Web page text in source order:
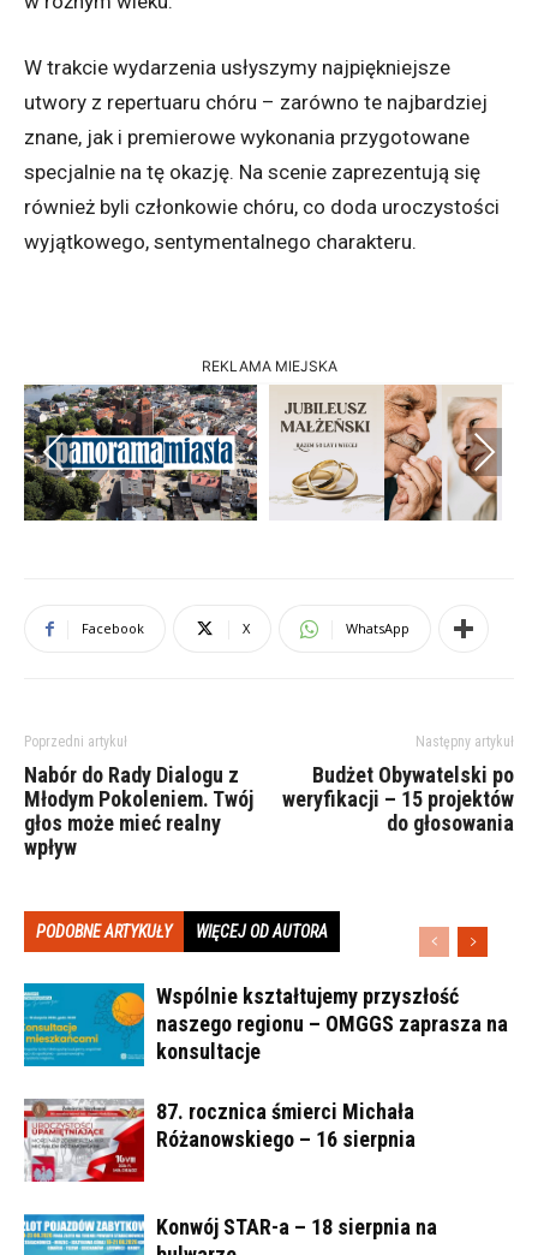
W trakcie wydarzenia usłyszymy najpiękniejsze
utwory z repertuaru chóru – zarówno te najbardziej
znane, jak i premierowe wykonania przygotowane
specjalnie na tę okazję. Na scenie zaprezentują się
również byli członkowie chóru, co doda uroczystości
wyjątkowego, sentymentalnego charakteru.
REKLAMA MIEJSKA
Previous Next
Facebook X WhatsApp
Poprzedni artykuł
Nabór do Rady Dialogu z
Młodym Pokoleniem. Twój
głos może mieć realny
wpływ
Następny artykuł
Budżet Obywatelski po
weryfikacji – 15 projektów
do głosowania
PODOBNE ARTYKUŁY WIĘCEJ OD AUTORA
Wspólnie kształtujemy przyszłość
naszego regionu – OMGGS zaprasza na
konsultacje
87. rocznica śmierci Michała
Różanowskiego – 16 sierpnia
Konwój STAR-a – 18 sierpnia na